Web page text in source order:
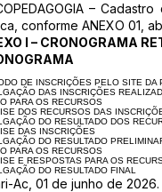
–
conforme ANEXO 01,
I – CRONOGRAMA
DE INSCRIÇÕES PELO SITE DA
DAS INSCRIÇÕES
PARA OS RECURSOS
DOS RECURSOS DAS
DO RESULTADO DOS
DAS INSCRIÇÕES
DO RESULTADO
PARA OS RECURSOS
E RESPOSTAS PARA OS
DO RESULTADO FINAL
Ac, 01 de junho de 2026.